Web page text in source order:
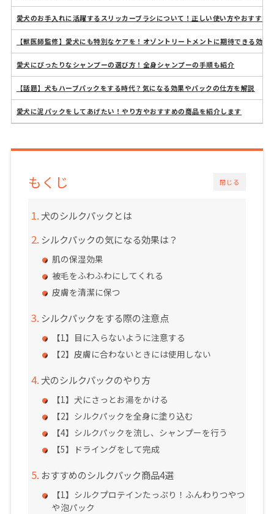
愛犬のお手入れに活躍するスリッカーブラシについて！正しい使い方やおすすめ
【獣医師監修】愛犬にも特別なケアを！オゾントリートメントに期待できる効
愛犬にぴったりなシャンプーの選び方！全身シャンプーの手順も紹介
【話題】犬もハーブパックをする時代？気になる効果やパックの仕方を解説
愛犬に泥パックをしてあげたい！やり方やおすすめの商品を紹介します
閉じる
もくじ
犬のシルクパックとは
シルクパックの気になる効果は？
肌の保湿効果
被毛をふわふわにしてくれる
皮膚を清潔に保つ
シルクパックをする際の注意点
【1】目に入らないように注意する
【2】皮膚に合わないときには使用しない
犬のシルクパックのやり方
【1】犬にさっとお湯をかける
【2】シルクパックを全身に塗り込む
【4】シルクパックを流し、シャンプーを行う
【5】ドライングをして完成
おすすめのシルクパック商品4選
【1】シルクプロテインたっぷり！ふんわりつやつ
や泡パック